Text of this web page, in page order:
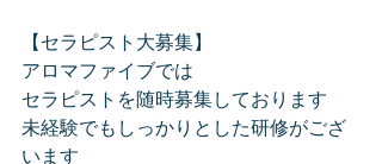
【セラピスト大募集】
アロマファイブでは
セラピストを随時募集しております
未経験でもしっかりとした研修がござ
います